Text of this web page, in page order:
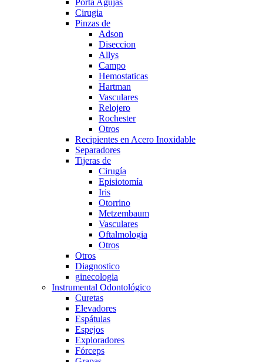
Porta Agujas
Cirugia
Pinzas de
Adson
Diseccion
Allys
Campo
Hemostaticas
Hartman
Vasculares
Relojero
Rochester
Otros
Recipientes en Acero Inoxidable
Separadores
Tijeras de
Cirugía
Episiotomía
Iris
Otorrino
Metzembaum
Vasculares
Oftalmologia
Otros
Otros
Diagnostico
ginecologia
Instrumental Odontológico
Curetas
Elevadores
Espátulas
Espejos
Exploradores
Fórceps